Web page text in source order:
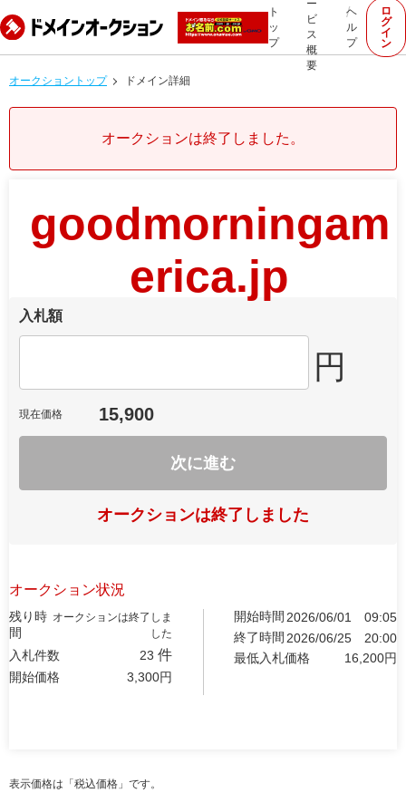
ト
ッ
プ
ー
ビ
ス
概
要
ヘ
ル
プ
ロ
グ
イ
ン
オークショントップ ドメイン詳細
オークションは終了しました。
goodmorningam
erica.jp
入札額
円
現在価格 15,900
次に進む
オークションは終了しました
オークション状況
残り時
間
オークションは終了しま
した
入札件数 23 件
開始価格 3,300円
開始時間 2026/06/01
09:05
終了時間 2026/06/25
20:00
最低入札価格
16,200円
表示価格は「税込価格」です。